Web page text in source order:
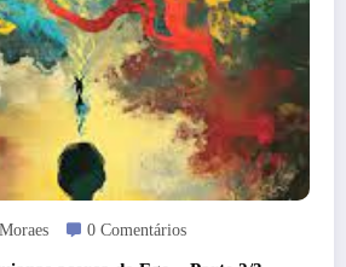
0 Comentários